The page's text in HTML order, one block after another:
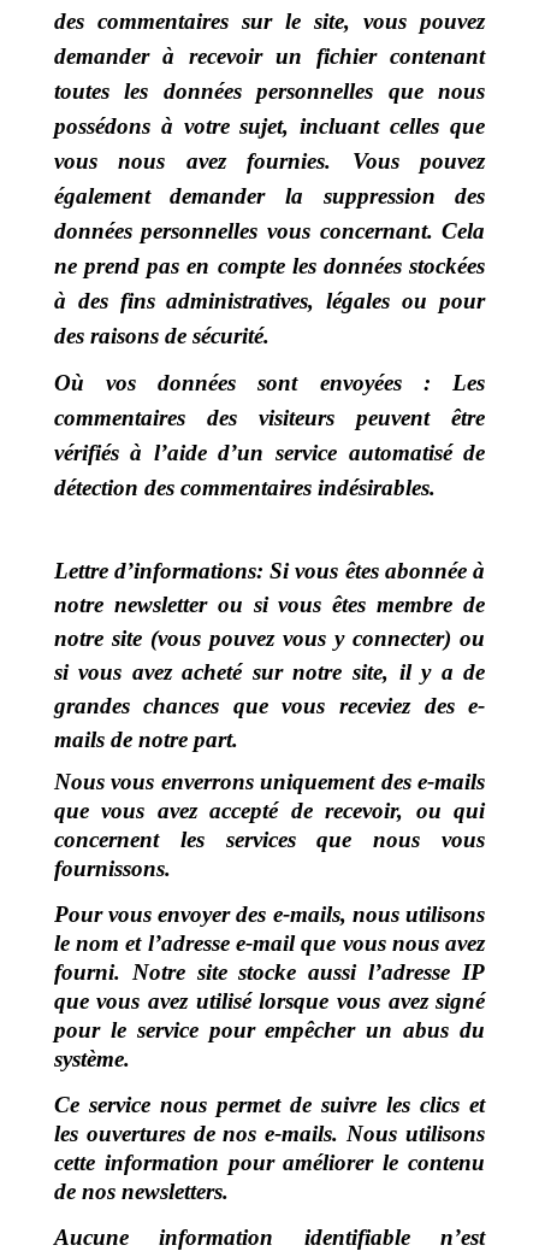
des commentaires sur le site, vous pouvez
demander à recevoir un fichier contenant
toutes les données personnelles que nous
possédons à votre sujet, incluant celles que
vous nous avez fournies. Vous pouvez
également demander la suppression des
données personnelles vous concernant. Cela
ne prend pas en compte les données stockées
à des fins administratives, légales ou pour
des raisons de sécurité.
Où vos données sont envoyées : Les
commentaires des visiteurs peuvent être
vérifiés à l’aide d’un service automatisé de
détection des commentaires indésirables.
Lettre d’informations:Si vous êtes abonnée à
notre newsletter ou si vous êtes membre de
notre site (vous pouvez vous y connecter) ou
si vous avez acheté sur notre site, il y a de
grandes chances que vous receviez des e-
mails de notre part.
Nous vous enverrons uniquement des e-mails
que vous avez accepté de recevoir, ou qui
concernent les services que nous vous
fournissons.
Pour vous envoyer des e-mails, nous utilisons
le nom et l’adresse e-mail que vous nous avez
fourni. Notre site stocke aussi l’adresse IP
que vous avez utilisé lorsque vous avez signé
pour le service pour empêcher un abus du
système.
Ce service nous permet de suivre les clics et
les ouvertures de nos e-mails. Nous utilisons
cette information pour améliorer le contenu
de nos newsletters.
Aucune information identifiable n’est